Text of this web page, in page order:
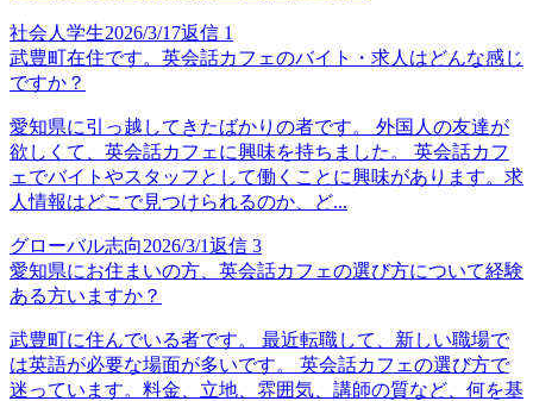
社会人学生2026/3/17返信 1
武豊町在住です。英会話カフェのバイト・求人はどんな感じ
ですか？
愛知県に引っ越してきたばかりの者です。 外国人の友達が
欲しくて、英会話カフェに興味を持ちました。 英会話カフ
ェでバイトやスタッフとして働くことに興味があります。求
人情報はどこで見つけられるのか、ど...
グローバル志向2026/3/1返信 3
愛知県にお住まいの方、英会話カフェの選び方について経験
ある方いますか？
武豊町に住んでいる者です。 最近転職して、新しい職場で
は英語が必要な場面が多いです。 英会話カフェの選び方で
迷っています。料金、立地、雰囲気、講師の質など、何を基